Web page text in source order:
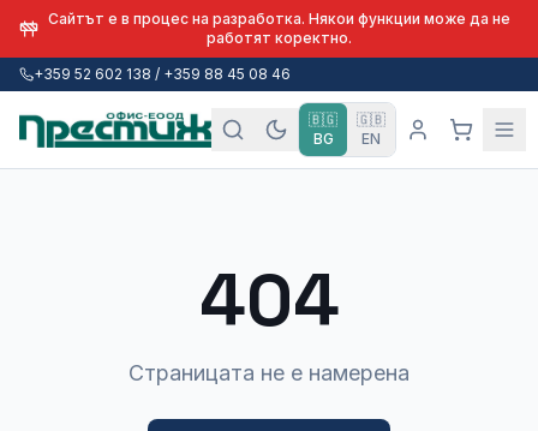
Сайтът е в процес на разработка. Някои функции може да не
работят коректно.
+359 52 602 138 / +359 88 45 08 46
🇧🇬
BG
🇬🇧
EN
404
Страницата не е намерена